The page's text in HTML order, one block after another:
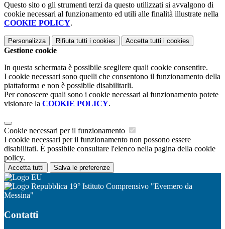
Questo sito o gli strumenti terzi da questo utilizzati si avvalgono di
cookie necessari al funzionamento ed utili alle finalità illustrate nella
COOKIE POLICY.
Personalizza Rifiuta tutti i cookies Accetta tutti i cookies
Gestione cookie
In questa schermata è possibile scegliere quali cookie consentire.
I cookie necessari sono quelli che consentono il funzionamento della
piattaforma e non è possibile disabilitarli.
Per conoscere quali sono i cookie necessari al funzionamento potete
visionare la COOKIE POLICY.
Cookie necessari per il funzionamento
I cookie necessari per il funzionamento non possono essere
disabilitati. È possibile consultare l'elenco nella pagina della cookie
policy.
Accetta tutti Salva le preferenze
19° Istituto Comprensivo "Evemero da
Messina"
Contatti